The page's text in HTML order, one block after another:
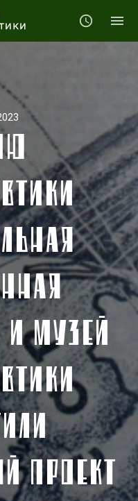
И МУЗЕЙ
ПРОЕКТ